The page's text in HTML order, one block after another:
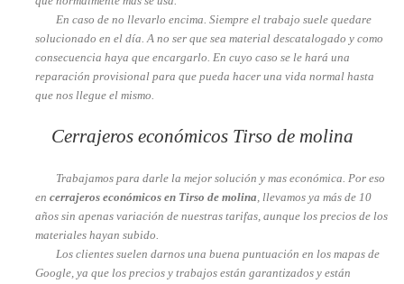
En caso de no llevarlo encima. Siempre el trabajo suele quedare
solucionado en el día. A no ser que sea material descatalogado y como
consecuencia haya que encargarlo. En cuyo caso se le hará una
reparación provisional para que pueda hacer una vida normal hasta
que nos llegue el mismo.
Cerrajeros económicos Tirso de molina
Trabajamos para darle la mejor solución y mas económica. Por eso
en cerrajeros económicos en Tirso de molina, llevamos ya más de 10
años sin apenas variación de nuestras tarifas, aunque los precios de los
materiales hayan subido.
Los clientes suelen darnos una buena puntuación en los mapas de
Google, ya que los precios y trabajos están garantizados y están